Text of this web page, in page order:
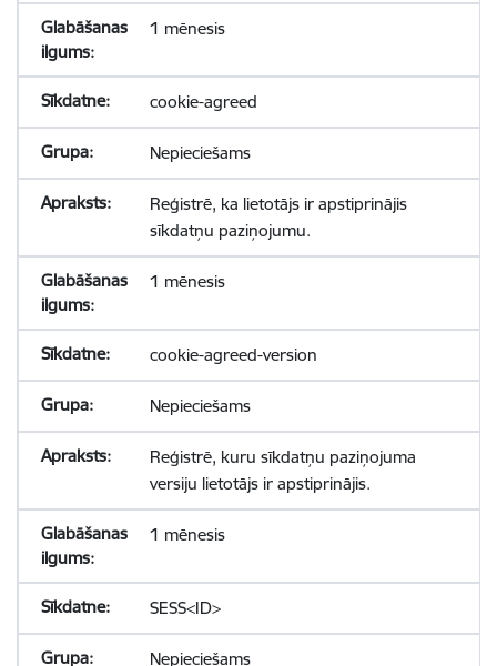
1 mēnesis
cookie-agreed
Nepieciešams
Reģistrē, ka lietotājs ir apstiprinājis
sīkdatņu paziņojumu.
1 mēnesis
cookie-agreed-version
Nepieciešams
Reģistrē, kuru sīkdatņu paziņojuma
versiju lietotājs ir apstiprinājis.
1 mēnesis
SESS<ID>
Nepieciešams